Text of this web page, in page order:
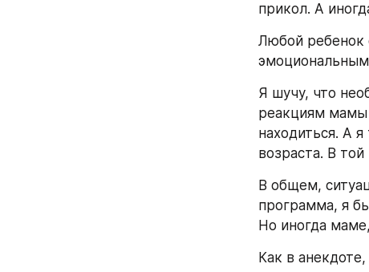
прикол. А
Любой ребенок
Я шучу, что
реакциям мамы
находиться. А
возраста. В
В общем,
программа, я
Но иногда
Как в